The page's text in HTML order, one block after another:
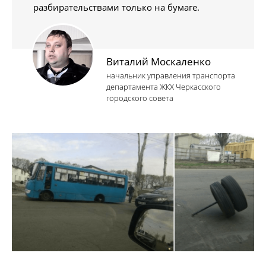
разбирательствами только на бумаге.
Виталий Москаленко
начальник управления транспорта
департамента ЖКХ Черкасского
городского совета